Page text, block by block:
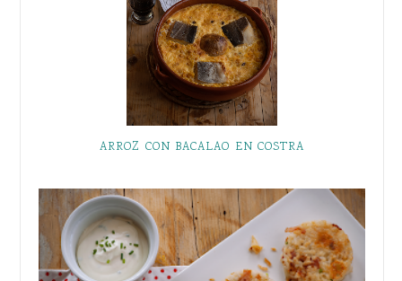
ARROZ CON BACALAO EN COSTRA